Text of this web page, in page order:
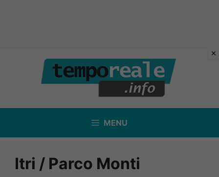
contenuto
MENU
Itri / Parco Monti